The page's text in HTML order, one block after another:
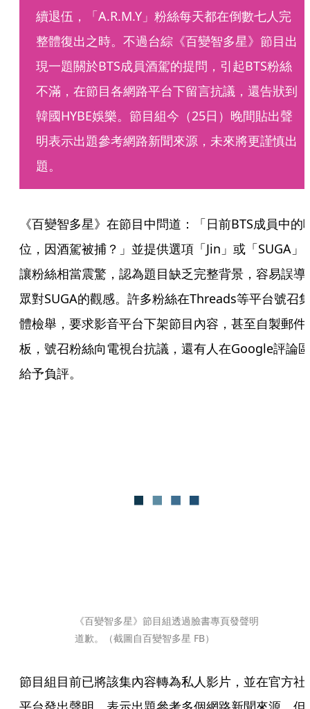
續退伍，「A.R.M.Y」粉絲每天都在倒數七人完
整體復出之時。不過台綜《百變智多星》節目出
現一題關於BTS成員酒駕的提問，引起BTS粉絲
不滿，在節目各網路平台下留言抗議，還告狀到
韓國HYBE娛樂。節目組今（25日）晚間貼出聲
明表示出題參考網路新聞來源，未來將更謹慎出
題。
《百變智多星》在節目中問道：「日前BTS成員中的
位，因酒駕被捕？」並提供選項「Jin」或「SUGA」
讓粉絲相當震驚，認為題目缺乏完整背景，容易誤導
眾對SUGA的觀感。許多粉絲在Threads等平台號召
體檢舉，要求影音平台下架節目內容，甚至自製郵件
板，號召粉絲向電視台抗議，還有人在Google評論區
給予負評。
《百變智多星》節目組透過臉書專頁發聲明
道歉。（截圖自百變智多星 FB）
節目組目前已將該集內容轉為私人影片，並在官方社